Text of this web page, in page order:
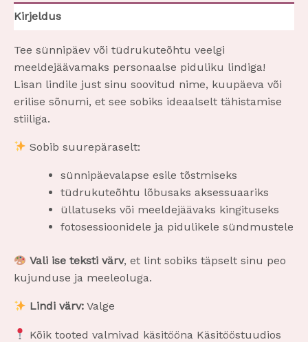
Kirjeldus
Tee sünnipäev või tüdrukuteõhtu veelgi
meeldejäävamaks personaalse piduliku lindiga!
Lisan lindile just sinu soovitud nime, kuupäeva või
erilise sõnumi, et see sobiks ideaalselt tähistamise
stiiliga.
Sobib suurepäraselt:
sünnipäevalapse esile tõstmiseks
tüdrukuteõhtu lõbusaks aksessuaariks
üllatuseks või meeldejäävaks kingituseks
fotosessioonidele ja pidulikele sündmustele
Vali ise teksti värv, et lint sobiks täpselt sinu peo
kujunduse ja meeleoluga.
Lindi värv: Valge
Kõik tooted valmivad käsitööna Käsitööstuudios